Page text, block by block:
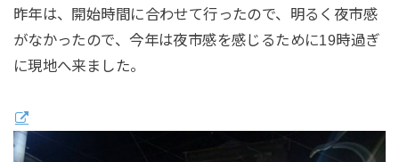
昨年は、開始時間に合わせて行ったので、明るく夜市感
がなかったので、今年は夜市感を感じるために19時過ぎ
に現地へ来ました。